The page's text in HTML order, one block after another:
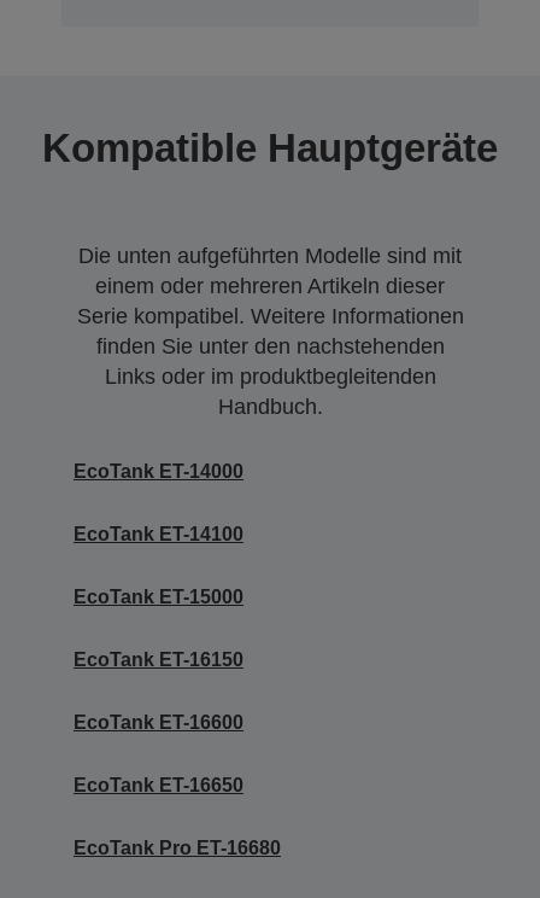
Kompatible Hauptgeräte
Die unten aufgeführten Modelle sind mit
einem oder mehreren Artikeln dieser
Serie kompatibel. Weitere Informationen
finden Sie unter den nachstehenden
Links oder im produktbegleitenden
Handbuch.
EcoTank ET-14000
EcoTank ET-14100
EcoTank ET-15000
EcoTank ET-16150
EcoTank ET-16600
EcoTank ET-16650
EcoTank Pro ET-16680